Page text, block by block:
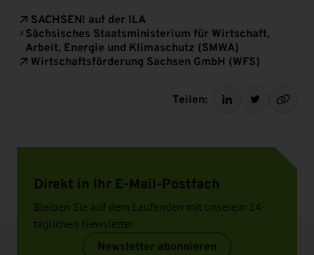
SACHSEN! auf der ILA
Sächsisches Staatsministerium für Wirtschaft,
Arbeit, Energie und Klimaschutz (SMWA)
Wirtschaftsförderung Sachsen GmbH (WFS)
Teilen:
Direkt in Ihr E-Mail-Postfach
Bleiben Sie auf dem Laufenden mit unserem 14-
täglichen Newsletter
Newsletter abonnieren